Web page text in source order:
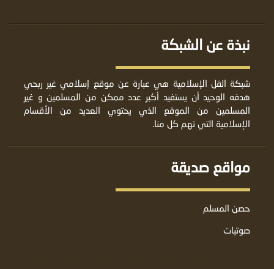
نبذة عن الشبكة
شبكة القل الإسلامية هي عبارة عن موقع إسلامي غير ربحي
هدفه الوحيد أن يستفيد أكبر عدد ممكن من المسلمين و غير
المسلمين من الموقع الذي يحتوي العديد من الأقسام
الإسلامية التي تهم كل منا.
مواقع صديقة
حصن المسلم
صوتيات